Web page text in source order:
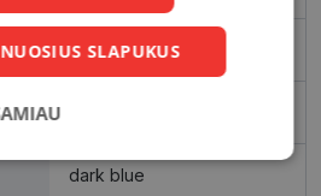
51-18
dark blue
SLAPUKUS
Statistikos
slapukai
Rinkodaros
slapukai